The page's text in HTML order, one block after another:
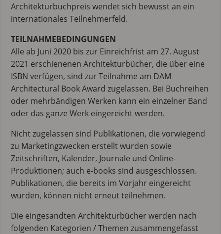
Architekturbuchpreis wendet sich bewusst an ein
internationales Teilnehmerfeld.
TEILNAHMEBEDINGUNGEN
Alle ab Juni 2020 bis zur Einreichfrist am 27. August
2021 erschienenen Architekturbücher, die über eine
ISBN verfügen, sind zur Teilnahme am DAM
Architectural Book Award zugelassen. Bei Buchreihen
oder mehrbändigen Werken kann ein einzelner Band
oder das ganze Werk eingereicht werden.
Nicht zugelassen sind Publikationen, die vorwiegend
zu Marketingzwecken erstellt wurden sowie
Zeitschriften, Kalender, Journale und Online-
Produktionen; auch e-books sind ausgeschlossen.
Publikationen, die bereits im Vorjahr eingereicht
wurden, können nicht erneut teilnehmen.
Die eingesandten Architekturbücher werden nach
folgenden Kategorien / Themen zusammengefasst